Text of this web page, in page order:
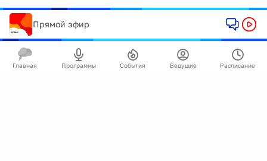
Прямой эфир
Главная Программы События Ведущие Расписание